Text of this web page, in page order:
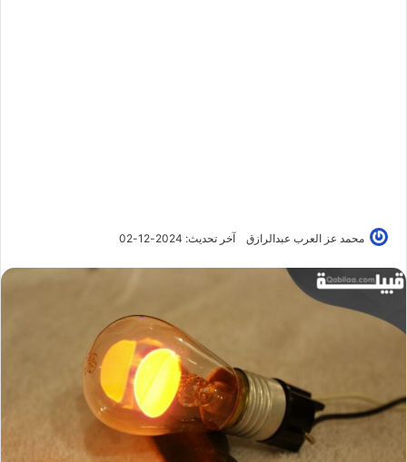
محمد عز العرب عبدالرازق آخر تحديث: 2024-12-02